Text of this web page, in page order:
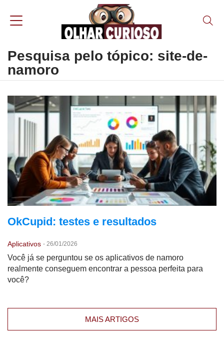
Pesquisa pelo tópico: site-de-
namoro
OkCupid: testes e resultados
Aplicativos - 26/01/2026
Você já se perguntou se os aplicativos de namoro
realmente conseguem encontrar a pessoa perfeita para
você?
MAIS ARTIGOS